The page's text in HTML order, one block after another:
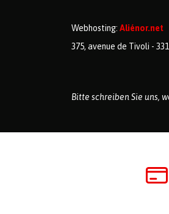
Webhosting: Aliénor.net
375, avenue de Tivoli -
Bitte schreiben Sie uns,